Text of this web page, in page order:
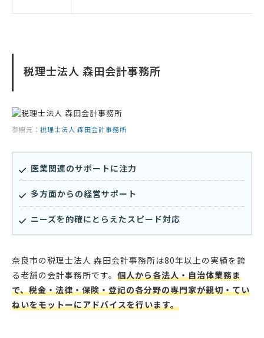
税理士法人 森田会計事務所
参照元： 税理士法人 森田会計事務所
医業関連のサポートに注力
多方面からの経営サポート
ニーズを的確にとらえたスピード対応
奈良市の税理士法人 森田会計事務所は80年以上の実績を誇
る老舗の会計事務所です。 個人から各法人・自治体業務ま
で、税金・法律・保険・登記の各分野の専門家が親切・てい
ねいをモットーにアドバイスを行います。